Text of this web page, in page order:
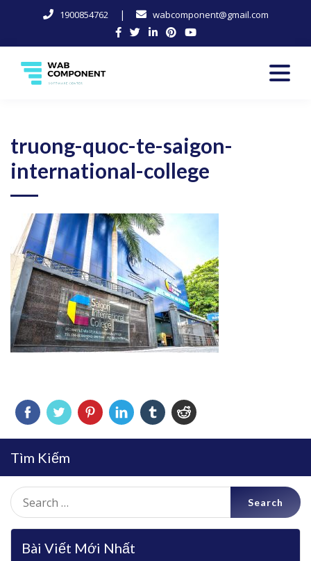
1900854762 | wabcomponent@gmail.com
content
truong-quoc-te-saigon-
international-college
Tìm Kiếm
Search
for:
Bài Viết Mới Nhất